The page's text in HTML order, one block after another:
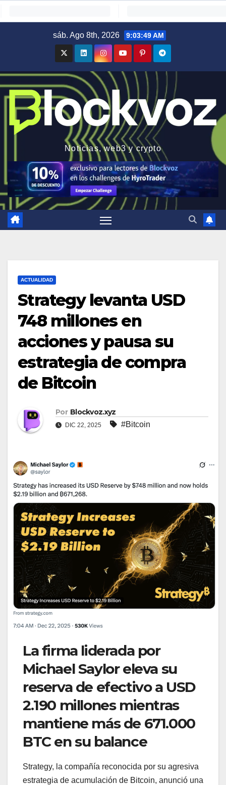
sáb. Ago 8th, 2026 9:03:50 AM
Noticias, web3 y crypto
ACTUALIDAD
Strategy levanta USD
748 millones en
acciones y pausa su
estrategia de compra
de Bitcoin
Por Blockvoz.xyz
DIC 22, 2025 #Bitcoin
La firma liderada por
Michael Saylor eleva su
reserva de efectivo a USD
2.190 millones mientras
mantiene más de 671.000
BTC en su balance
Strategy, la compañía reconocida por su agresiva
estrategia de acumulación de Bitcoin, anunció una